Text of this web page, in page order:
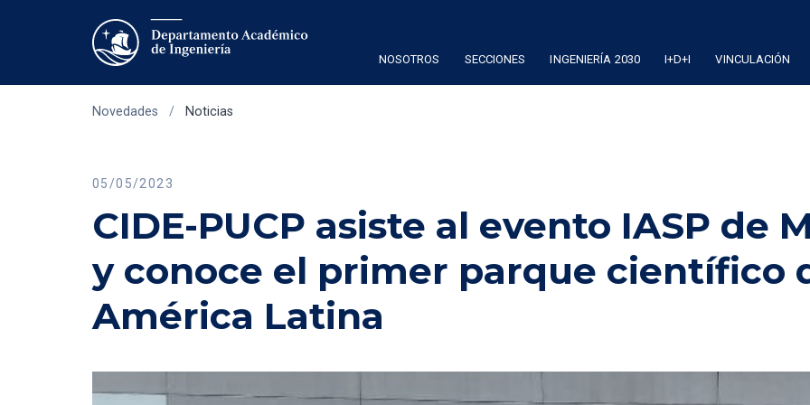
NOSOTROS SECCIONES INGENIERÍA 2030 I+D+I VINCULACIÓN
Novedades / Noticias
05/05/2023
CIDE-PUCP asiste al evento IASP de
y conoce el primer parque científico
América Latina